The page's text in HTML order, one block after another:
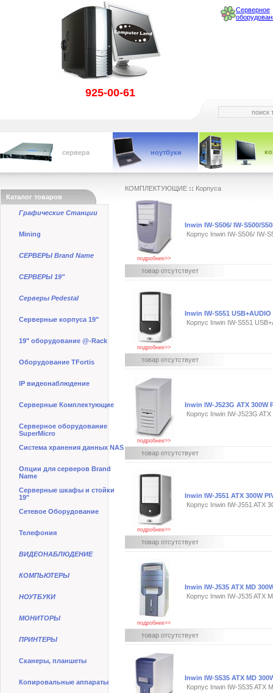
925-00-61
Серверное
сервера ноутбуки
Каталог товаров
Графические Станции
Mining
СЕРВЕРЫ Brand Name
СЕРВЕРЫ 19"
Серверы Pedestal
Серверные корпуса 19"
19" оборудование @-Rack
Оборудование TFortis
IP видеонаблюдение
Серверные Комплектующие
Серверное оборудование
SuperMicro
Система хранения данных NAS
Опции для серверов Brand
Name
Серверные шкафы и стойки
19"
Сетевое Оборудование
Телефония
ВИДЕОНАБЛЮДЕНИЕ
КОМПЬЮТЕРЫ
НОУТБУКИ
МОНИТОРЫ
ПРИНТЕРЫ
Сканеры, планшеты
Копировальные аппараты
КОМПЛЕКТУЮЩИЕ :: Корпуса
подробнее>>
Inwin IW-S506/ IW-S500/
Корпус Inwin IW-S506/ IW-
товар отсутствует
подробнее>>
Inwin IW-S551
Корпус Inwin IW-S551
товар отсутствует
подробнее>>
Inwin IW-J523G ATX 300W
Корпус Inwin IW-J523G
товар отсутствует
подробнее>>
Inwin IW-J551 ATX 300W
Корпус Inwin IW-J551 ATX
товар отсутствует
подробнее>>
Inwin IW-J535 ATX MD
Корпус Inwin IW-J535 ATX
товар отсутствует
Inwin IW-S535 ATX MD
Корпус Inwin IW-S535 ATX